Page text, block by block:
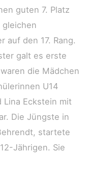
guten 7. Platz
gleichen
auf den 17. Rang.
galt es erste
die Mädchen
U14
Eckstein mit
Die Jüngste in
startete
Jährigen. Sie